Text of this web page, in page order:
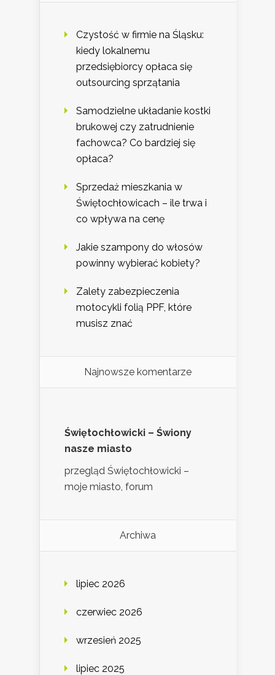
Czystość w firmie na Śląsku:
kiedy lokalnemu
przedsiębiorcy opłaca się
outsourcing sprzątania
Samodzielne układanie kostki
brukowej czy zatrudnienie
fachowca? Co bardziej się
opłaca?
Sprzedaż mieszkania w
Świętochłowicach – ile trwa i
co wpływa na cenę
Jakie szampony do włosów
powinny wybierać kobiety?
Zalety zabezpieczenia
motocykli folią PPF, które
musisz znać
Najnowsze komentarze
Świętochłowicki – Świony
nasze miasto
przegląd Świętochłowicki –
moje miasto, forum
Archiwa
lipiec 2026
czerwiec 2026
wrzesień 2025
lipiec 2025